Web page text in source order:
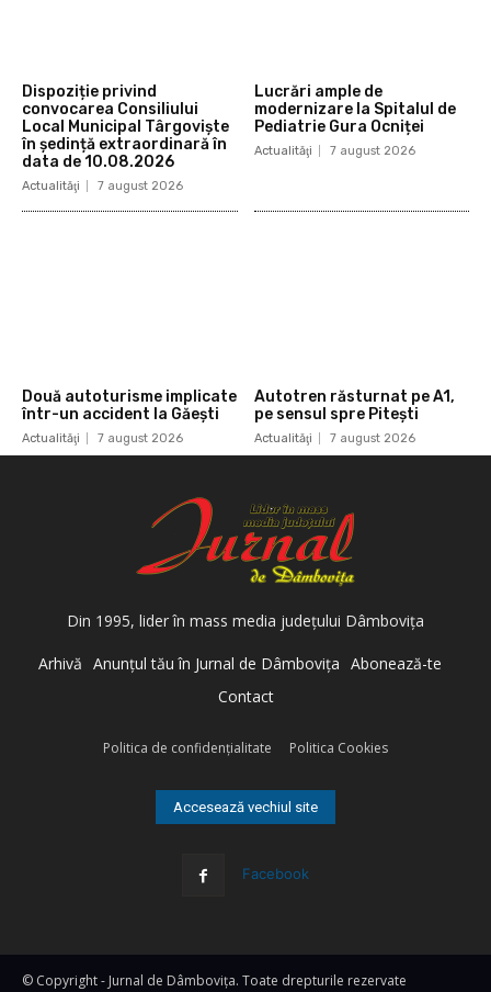
Dispoziție privind
convocarea Consiliului
Local Municipal Târgoviște
în ședință extraordinară în
data de 10.08.2026
Actualităţi 7 august 2026
Lucrări ample de
modernizare la Spitalul de
Pediatrie Gura Ocniței
Actualităţi 7 august 2026
Două autoturisme implicate
într-un accident la Găești
Actualităţi 7 august 2026
Autotren răsturnat pe A1,
pe sensul spre Pitești
Actualităţi 7 august 2026
Din 1995, lider în mass media judeţului Dâmboviţa
Arhivă Anunţul tău în Jurnal de Dâmboviţa Abonează-te
Contact
Politica de confidenţialitate Politica Cookies
Accesează vechiul site
Facebook
© Copyright - Jurnal de Dâmboviţa. Toate drepturile rezervate